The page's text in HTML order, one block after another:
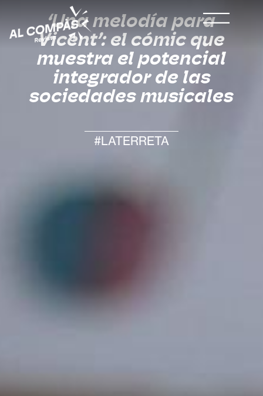
‘Una melodía para
Vicent’: el cómic que
muestra el potencial
integrador de las
sociedades musicales
#LATERRETA